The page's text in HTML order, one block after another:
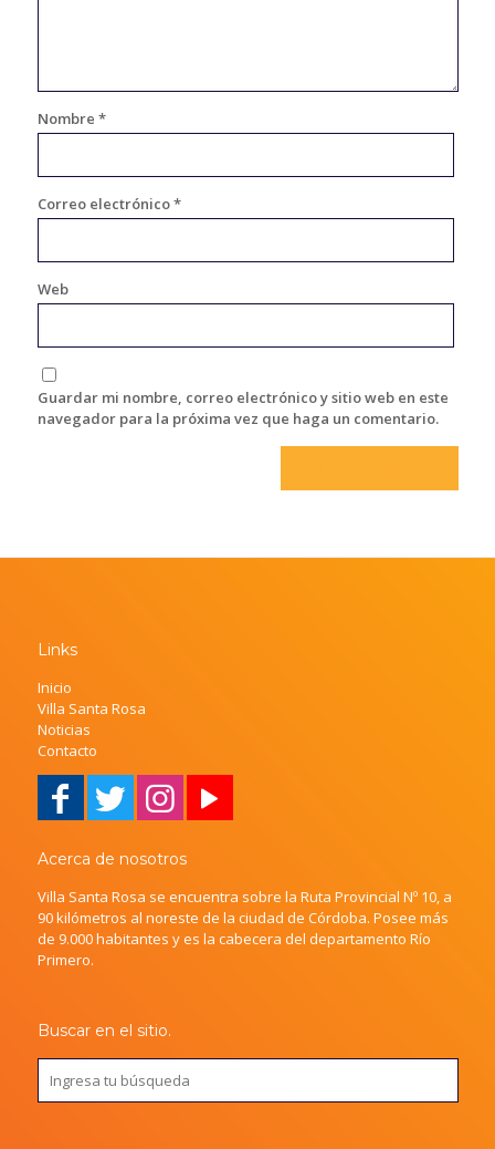
Nombre *
Correo electrónico*
Web
Guardar mi nombre, correo electrónico y sitio web en este
navegador para la próxima vez que haga un comentario.
Links
Inicio
Villa Santa Rosa
Noticias
Contacto
Acerca de nosotros
Villa Santa Rosa se encuentra sobre la Ruta Provincial Nº 10, a
90 kilómetros al noreste de la ciudad de Córdoba. Posee más
de 9.000 habitantes y es la cabecera del departamento Río
Primero.
Buscar en el sitio.